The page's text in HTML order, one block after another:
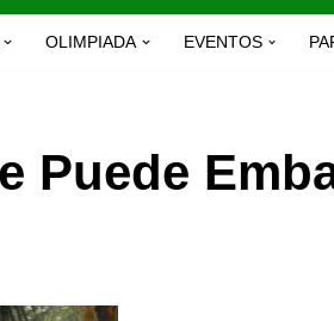
OLIMPIADA EVENTOS
Puede